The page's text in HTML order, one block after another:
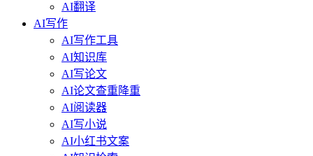
AI翻译
AI写作
AI写作工具
AI知识库
AI写论文
AI论文查重降重
AI阅读器
AI写小说
AI小红书文案